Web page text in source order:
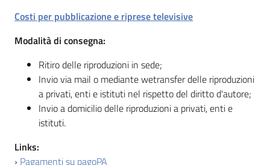
Costi per pubblicazione e riprese televisive
Modalità di consegna:
Ritiro delle riproduzioni in sede;
Invio via mail o mediante wetransfer delle riproduzioni
a privati, enti e istituti nel rispetto del diritto d'autore;
Invio a domicilio delle riproduzioni a privati, enti e
istituti.
Links:
› Pagamenti su pagoPA